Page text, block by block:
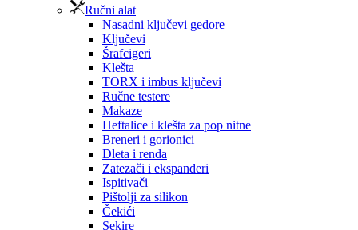
Ručni alat
Nasadni ključevi gedore
Ključevi
Šrafcigeri
Klešta
TORX i imbus ključevi
Ručne testere
Makaze
Heftalice i klešta za pop nitne
Breneri i gorionici
Dleta i renda
Zatezači i ekspanderi
Ispitivači
Pištolji za silikon
Čekići
Sekire